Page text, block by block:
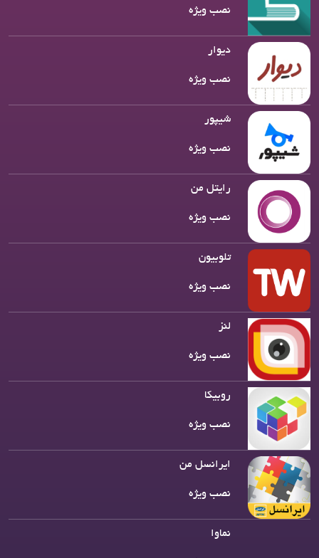
نصب ویژه
دیوار
نصب ویژه
شیپور
نصب ویژه
رایتل من
نصب ویژه
تلوبیون
نصب ویژه
لنز
نصب ویژه
روبیکا
نصب ویژه
ایرانسل من
نصب ویژه
نماوا